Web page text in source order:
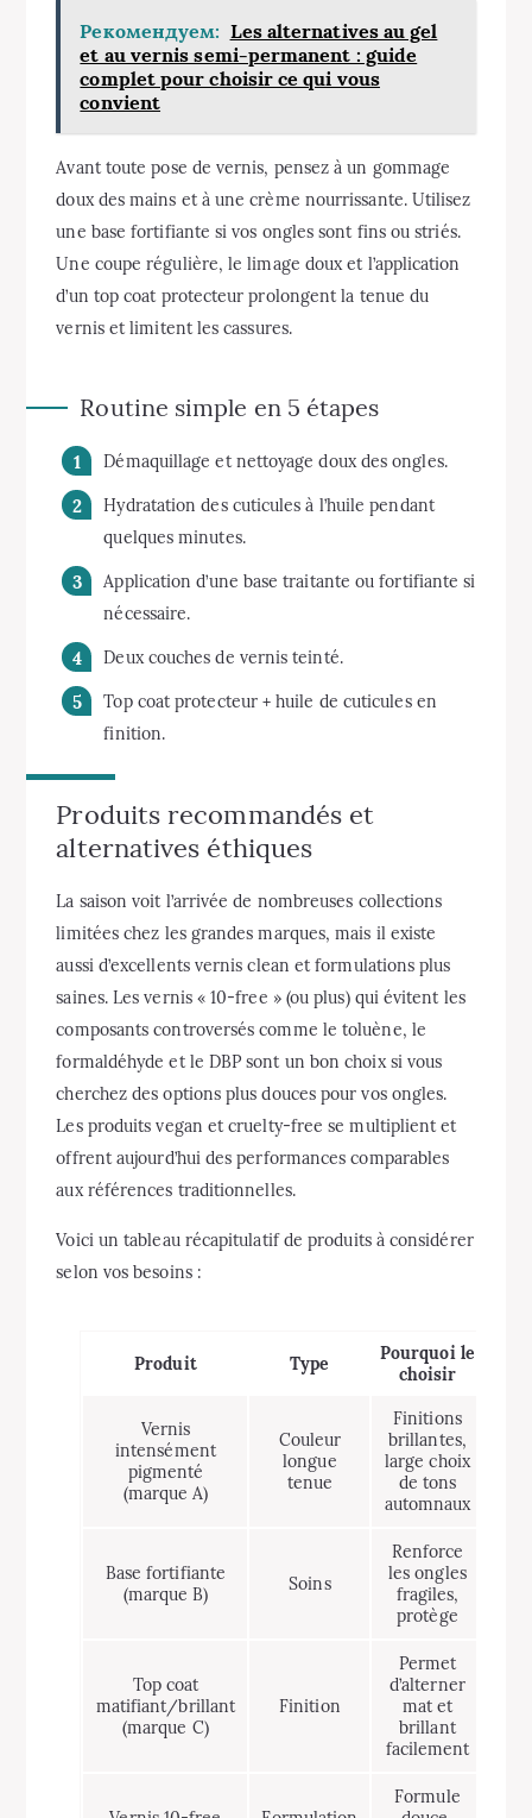
Рекомендуем: Les alternatives au gel
et au vernis semi-permanent : guide
complet pour choisir ce qui vous
convient
Avant toute pose de vernis, pensez à un gommage
doux des mains et à une crème nourrissante. Utilisez
une base fortifiante si vos ongles sont fins ou striés.
Une coupe régulière, le limage doux et l’application
d’un top coat protecteur prolongent la tenue du
vernis et limitent les cassures.
Routine simple en 5 étapes
Démaquillage et nettoyage doux des ongles.
Hydratation des cuticules à l’huile pendant
quelques minutes.
Application d’une base traitante ou fortifiante si
nécessaire.
Deux couches de vernis teinté.
Top coat protecteur + huile de cuticules en
finition.
Produits recommandés et
alternatives éthiques
La saison voit l’arrivée de nombreuses collections
limitées chez les grandes marques, mais il existe
aussi d’excellents vernis clean et formulations plus
saines. Les vernis « 10-free » (ou plus) qui évitent les
composants controversés comme le toluène, le
formaldéhyde et le DBP sont un bon choix si vous
cherchez des options plus douces pour vos ongles.
Les produits vegan et cruelty-free se multiplient et
offrent aujourd’hui des performances comparables
aux références traditionnelles.
Voici un tableau récapitulatif de produits à considérer
selon vos besoins :
Produit Type
Pourquoi le
choisir
Vernis
intensément
pigmenté
(marque A)
Couleur
longue
tenue
Finitions
brillantes,
large choix
de tons
automnaux
Base fortifiante
(marque B)
Soins
Renforce
les ongles
fragiles,
protège
Top coat
matifiant/brillant
(marque C)
Finition
Permet
d’alterner
mat et
brillant
facilement
Formule